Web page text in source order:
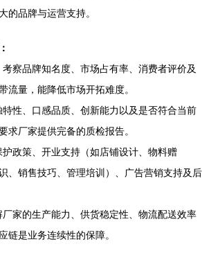
的品牌与运营支持。
考察品牌知名度、市场占有率、消费者评价及
流量，能降低市场开拓难度。
特性、口感品质、创新能力以及是否符合当前
求厂家提供完备的质检报告。
护政策、开业支持（如店铺设计、物料赠
、销售技巧、管理培训）、广告营销支持及后
厂家的生产能力、供货稳定性、物流配送效率
链是业务连续性的保障。